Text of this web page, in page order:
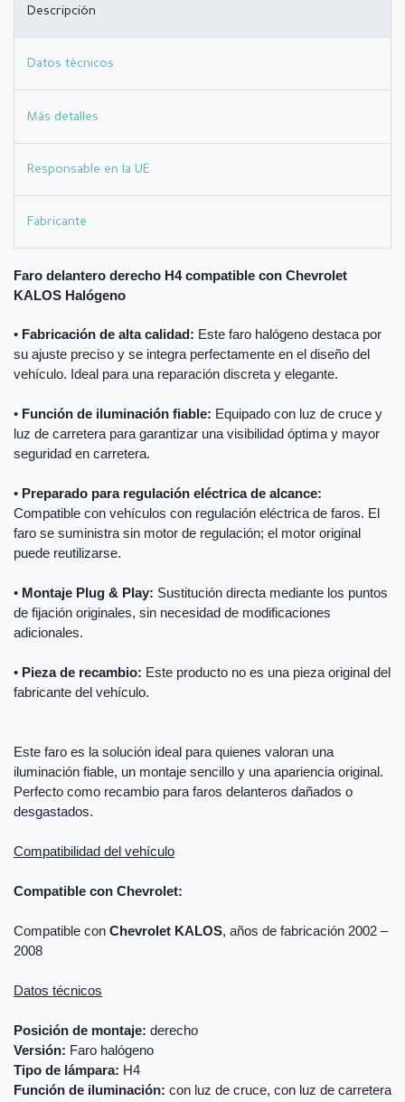
Descripción
Datos técnicos
Más detalles
Responsable en la UE
Fabricante
Faro delantero derecho H4 compatible con Chevrolet
KALOS Halógeno
• Fabricación de alta calidad: Este faro halógeno destaca por
su ajuste preciso y se integra perfectamente en el diseño del
vehículo. Ideal para una reparación discreta y elegante.
• Función de iluminación fiable: Equipado con luz de cruce y
luz de carretera para garantizar una visibilidad óptima y mayor
seguridad en carretera.
• Preparado para regulación eléctrica de alcance:
Compatible con vehículos con regulación eléctrica de faros. El
faro se suministra sin motor de regulación; el motor original
puede reutilizarse.
• Montaje Plug & Play: Sustitución directa mediante los puntos
de fijación originales, sin necesidad de modificaciones
adicionales.
• Pieza de recambio: Este producto no es una pieza original del
fabricante del vehículo.
Este faro es la solución ideal para quienes valoran una
iluminación fiable, un montaje sencillo y una apariencia original.
Perfecto como recambio para faros delanteros dañados o
desgastados.
Compatibilidad del vehículo
Compatible con Chevrolet:
Compatible con Chevrolet KALOS, años de fabricación 2002 –
2008
Datos técnicos
Posición de montaje: derecho
Versión: Faro halógeno
Tipo de lámpara: H4
Función de iluminación: con luz de cruce, con luz de carretera